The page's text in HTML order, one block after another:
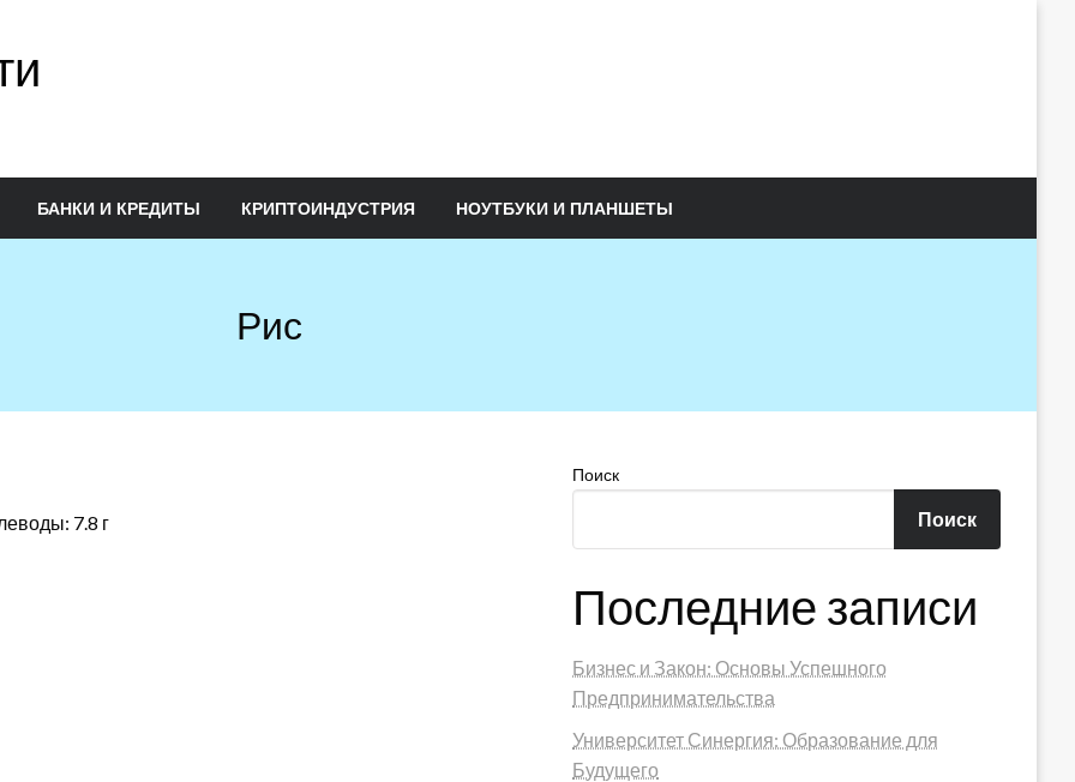
БАНКИ И КРЕДИТЫ КРИПТОИНДУСТРИЯ НОУТБУКИ И ПЛАНШЕТЫ
Рис
7.8 г
Поиск
Поиск
Последние записи
Бизнес и Закон: Основы Успешного
Предпринимательства
Университет Синергия: Образование для
Будущего